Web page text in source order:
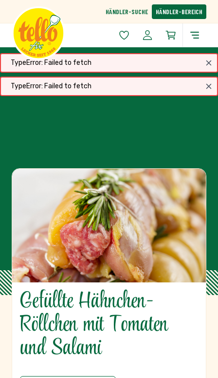
HÄNDLER-SUCHE HÄNDLER-BEREICH
TypeError: Failed to fetch
TypeError: Failed to fetch
Gefüllte Hähnchen-
Röllchen mit Tomaten
und Salami